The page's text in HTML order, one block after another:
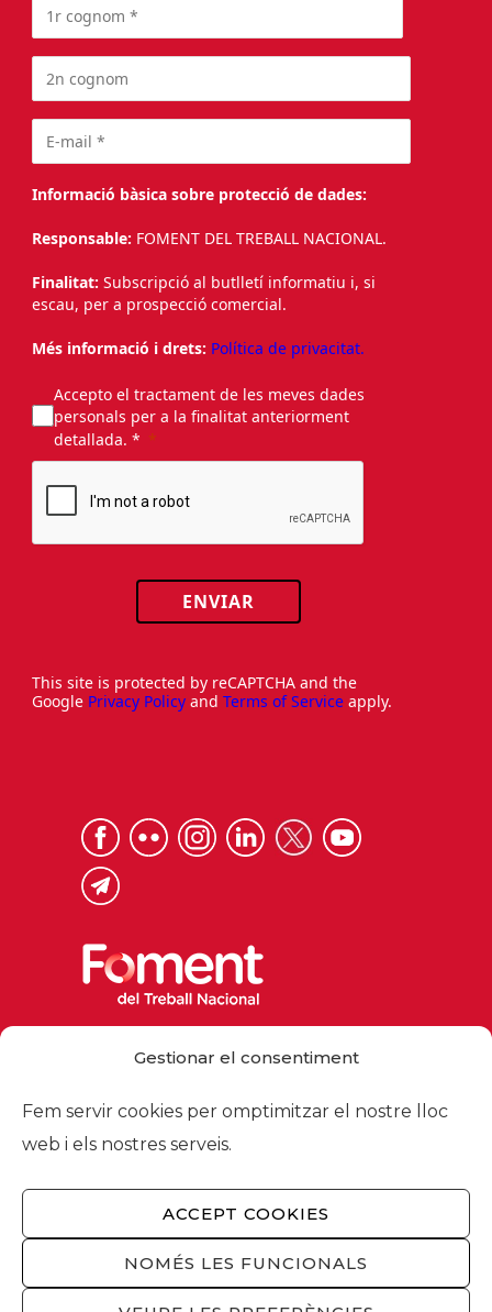
Gestionar el consentiment
Fem servir cookies per omptimitzar el nostre lloc
web i els nostres serveis.
ACCEPT COOKIES
NOMÉS LES FUNCIONALS
Informació bàsica sobre protecció de dades:
Responsable: FOMENT DEL TREBALL NACIONAL.
Finalitat: Subscripció al butlletí informatiu i, si
escau, per a prospecció comercial.
Més informació i drets: Política de privacitat.
Accepto el tractament de les meves dades
personals per a la finalitat anteriorment
detallada. *
ENVIAR
This site is protected by reCAPTCHA and the
Google Privacy Policy and Terms of Service apply.
foment@foment.com
© 2026 - Foment del Treball Nacional
Nosaltres